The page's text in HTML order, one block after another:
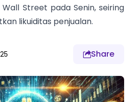
Street pada Senin, seiring
likuiditas penjualan.
Share